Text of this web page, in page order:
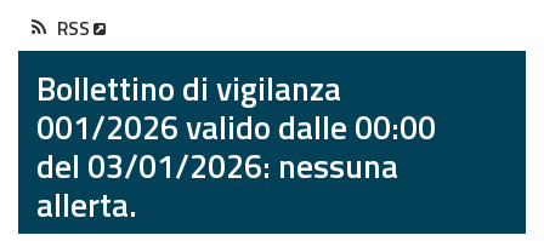
Monitoraggio
eventi
Previsioni e dati
Previsioni meteo e
marine
RSS
Bollettino di vigilanza
001/2026 valido dalle 00:00
del 03/01/2026: nessuna
allerta.